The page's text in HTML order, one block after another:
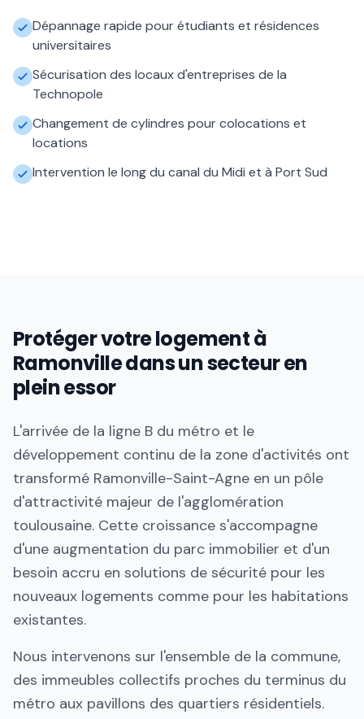
Dépannage rapide pour étudiants et résidences
universitaires
Sécurisation des locaux d'entreprises de la
Technopole
Changement de cylindres pour colocations et
locations
Intervention le long du canal du Midi et à Port Sud
Protéger votre logement à
Ramonville dans un secteur en
plein essor
L'arrivée de la ligne B du métro et le
développement continu de la zone d'activités ont
transformé Ramonville-Saint-Agne en un pôle
d'attractivité majeur de l'agglomération
toulousaine. Cette croissance s'accompagne
d'une augmentation du parc immobilier et d'un
besoin accru en solutions de sécurité pour les
nouveaux logements comme pour les habitations
existantes.
Nous intervenons sur l'ensemble de la commune,
des immeubles collectifs proches du terminus du
métro aux pavillons des quartiers résidentiels.